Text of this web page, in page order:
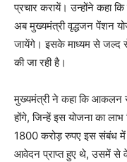
प्रचार करायें। उन्होंने कहा
अब मुख्यमंत्री वृद्धजन पेंशन
जायेंगे। इसके माध्यम से जल्द
की जा रही है।
मुख्यमंत्री ने कहा कि आकलन
होंगे, जिन्हें इस योजना का
1800 करोड़ रुपए इस संबंध में
आवेदन प्राप्त हुए थे, उसमें से